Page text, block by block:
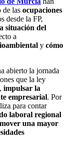
de las ocupaciones
desde la FP,
situación del
a
y cómo
abierto la jornada
que la ley
impulsar la
empresarial. Por
para contar
laboral regional
una mayor